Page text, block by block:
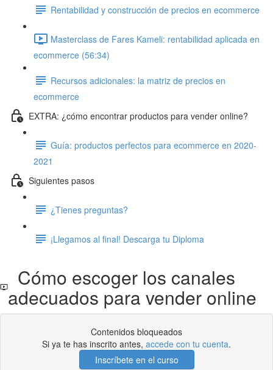
Rentabilidad y construcción de precios en ecommerce
Masterclass de Fares Kameli: rentabilidad aplicada en
ecommerce (56:34)
Recursos adicionales: la matriz de precios en
ecommerce
EXTRA: ¿cómo encontrar productos para vender online?
Guía: productos perfectos para ecommerce en 2020-
2021
Siguientes pasos
¿Tienes preguntas?
¡Llegamos al final! Descarga tu Diploma
Cómo escoger los canales
adecuados para vender online
Contenidos bloqueados
Si ya te has inscrito antes, accede con tu cuenta.
Inscríbete en el curso